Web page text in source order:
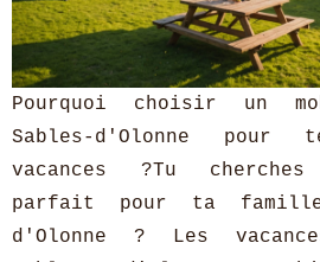
Pourquoi choisir un
Sables-d'Olonne pour
vacances ?Tu cherches
parfait pour ta famille
d'Olonne ? Les